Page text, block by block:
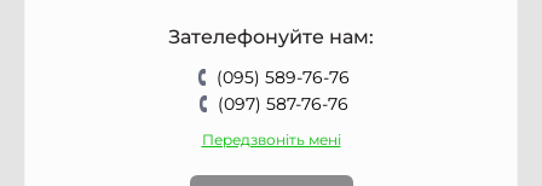
Зателефонуйте нам:
(095) 589-76-76
(097) 587-76-76
Передзвоніть мені